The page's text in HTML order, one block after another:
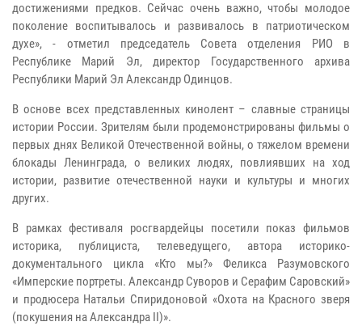
достижениями предков. Сейчас очень важно, чтобы молодое
поколение воспитывалось и развивалось в патриотическом
духе», - отметил председатель Совета отделения РИО в
Республике Марий Эл, директор Государственного архива
Республики Марий Эл Александр Одинцов.
В основе всех представленных кинолент – славные страницы
истории России. Зрителям были продемонстрированы фильмы о
первых днях Великой Отечественной войны, о тяжелом времени
блокады Ленинграда, о великих людях, повлиявших на ход
истории, развитие отечественной науки и культуры и многих
других.
В рамках фестиваля росгвардейцы посетили показ фильмов
историка, публициста, телеведущего, автора историко-
документального цикла «Кто мы?» Феликса Разумовского
«Имперские портреты. Александр Суворов и Серафим Саровский»
и продюсера Натальи Спиридоновой «Охота на Красного зверя
(покушения на Александра II)».